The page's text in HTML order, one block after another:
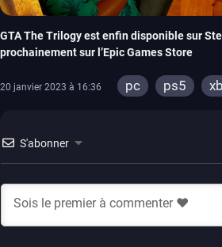
GTA The Trilogy est enfin disponible sur
prochainement sur l’Epic Games Store
20 janvier 2023 à 16:36 pc ps5
S'abonner